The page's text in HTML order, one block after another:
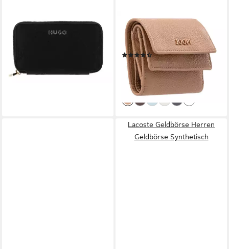
HUGO
Geldbörse Ziparound Wallet
59,20 €
-26%
lieferbar - in 2-3 Werktagen bei dir
JOOP!
Geldbörse Vivace, mit RFID-
Blocker Schutz
(3)
54,97 € UVP 99,95 €
-45%
lieferbar - in 2-3 Werktagen bei dir
Lacoste Geldbörse Herren
Geldbörse Synthetisch